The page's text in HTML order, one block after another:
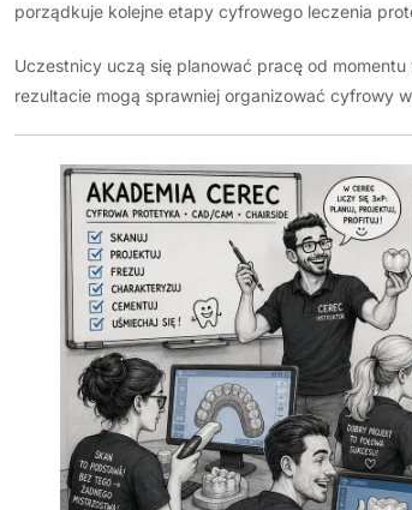
porządkuje kolejne etapy cyfrowego leczenia
Uczestnicy uczą się planować pracę od
rezultacie mogą sprawniej organizować cyfrowy